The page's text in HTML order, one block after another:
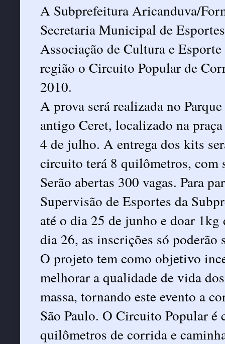
A Subprefeitura Aricanduva/
Secretaria Municipal de
Associação de Cultura e
região o Circuito Popular de
2010.
A prova será realizada no
antigo Ceret, localizado na
4 de julho. A entrega dos kits
circuito terá 8 quilômetros, com
Serão abertas 300 vagas. Para
Supervisão de Esportes da
até o dia 25 de junho e doar
dia 26, as inscrições só
O projeto tem como objetivo
melhorar a qualidade de vida
massa, tornando este evento a
São Paulo. O Circuito Popular
quilômetros de corrida e